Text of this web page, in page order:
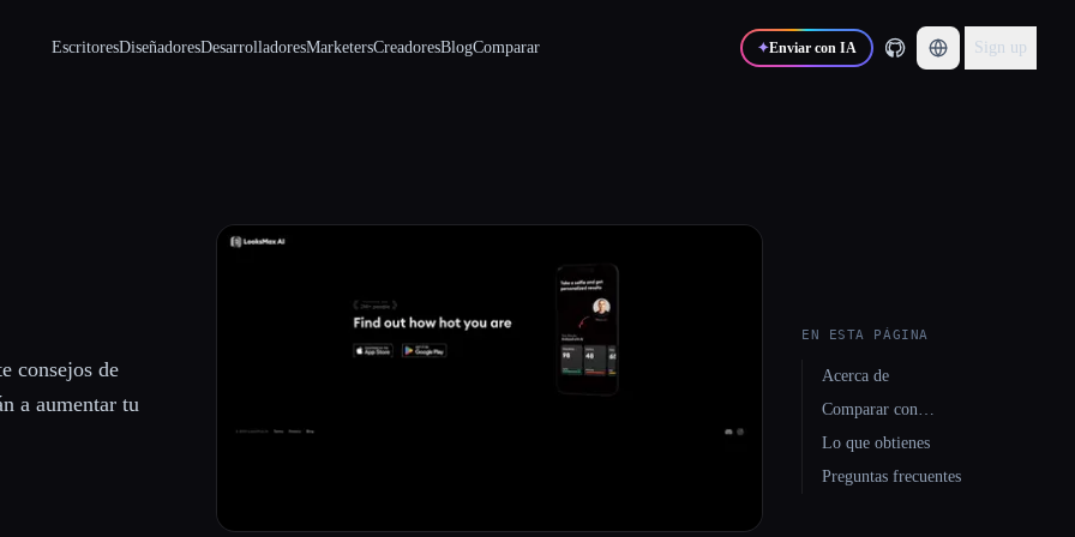
EscritoresDiseñadoresDesarrolladoresMarketersCreadoresBlogComparar ✦Enviar con IA Sign up
consejos de
a aumentar tu
EN ESTA PÁGINA
Acerca de
Comparar con…
Lo que obtienes
Preguntas frecuentes